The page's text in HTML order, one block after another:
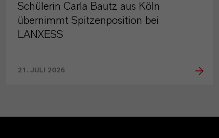
Schülerin Carla Bautz aus Köln
übernimmt Spitzenposition bei
LANXESS
21. JULI 2026